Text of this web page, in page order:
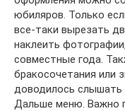
юбиляров. Только
все-таки вырезать
наклеить
совместные года.
бракосочетания или
доводилось слышать
Дальше меню. Важно